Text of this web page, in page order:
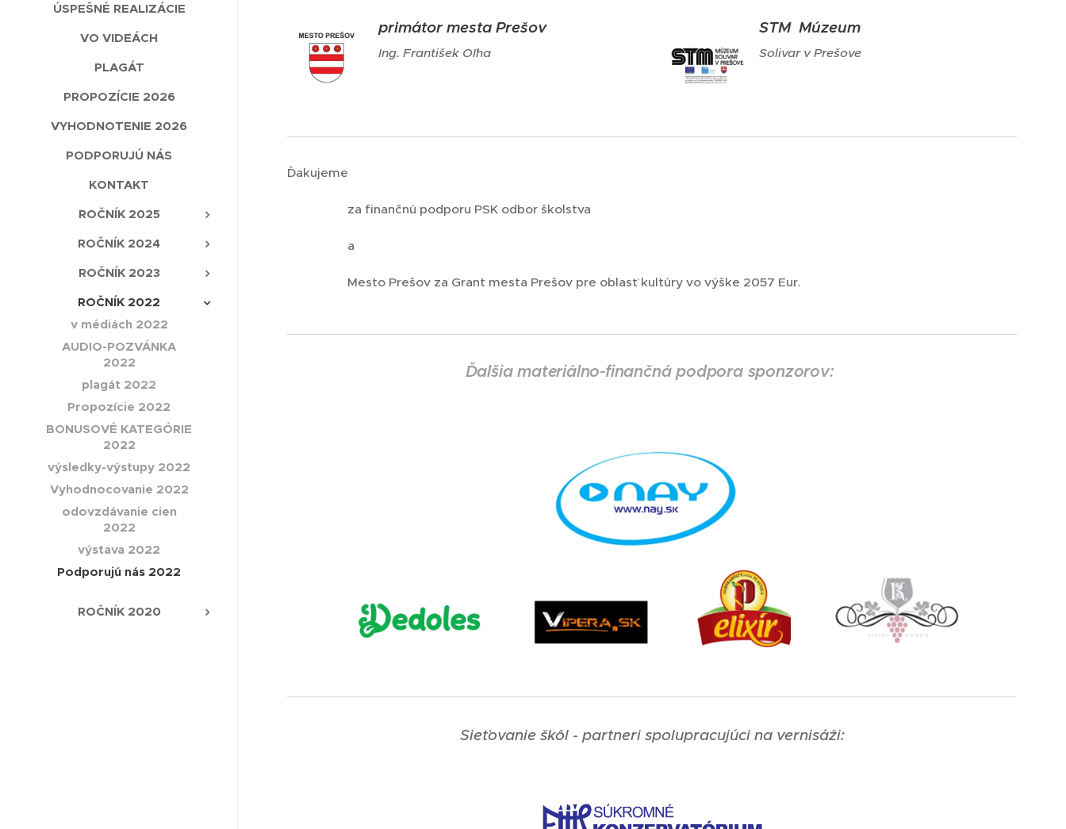
ÚSPEŠNÉ REALIZÁCIE
VO VIDEÁCH
PLAGÁT
PROPOZÍCIE 2026
VYHODNOTENIE 2026
PODPORUJÚ NÁS
KONTAKT
ROČNÍK 2025
ROČNÍK 2024
ROČNÍK 2023
ROČNÍK 2022
v médiách 2022
AUDIO-POZVÁNKA
2022
plagát 2022
Propozície 2022
BONUSOVÉ KATEGÓRIE
2022
výsledky-výstupy 2022
Vyhodnocovanie 2022
odovzdávanie cien
2022
výstava 2022
Podporujú nás 2022
ROČNÍK 2020
primátor mesta Prešov
Ing. František Oľha
STM Múzeum
Solivar v Prešove
Ďakujeme
za finančnú podporu PSK odbor školstva
a
Mesto Prešov za Grant mesta Prešov pre oblasť kultúry vo výške 2057 Eur.
Ďalšia materiálno-finančná podpora sponzorov:
Sieťovanie škôl - partneri spolupracujúci na vernisáži: